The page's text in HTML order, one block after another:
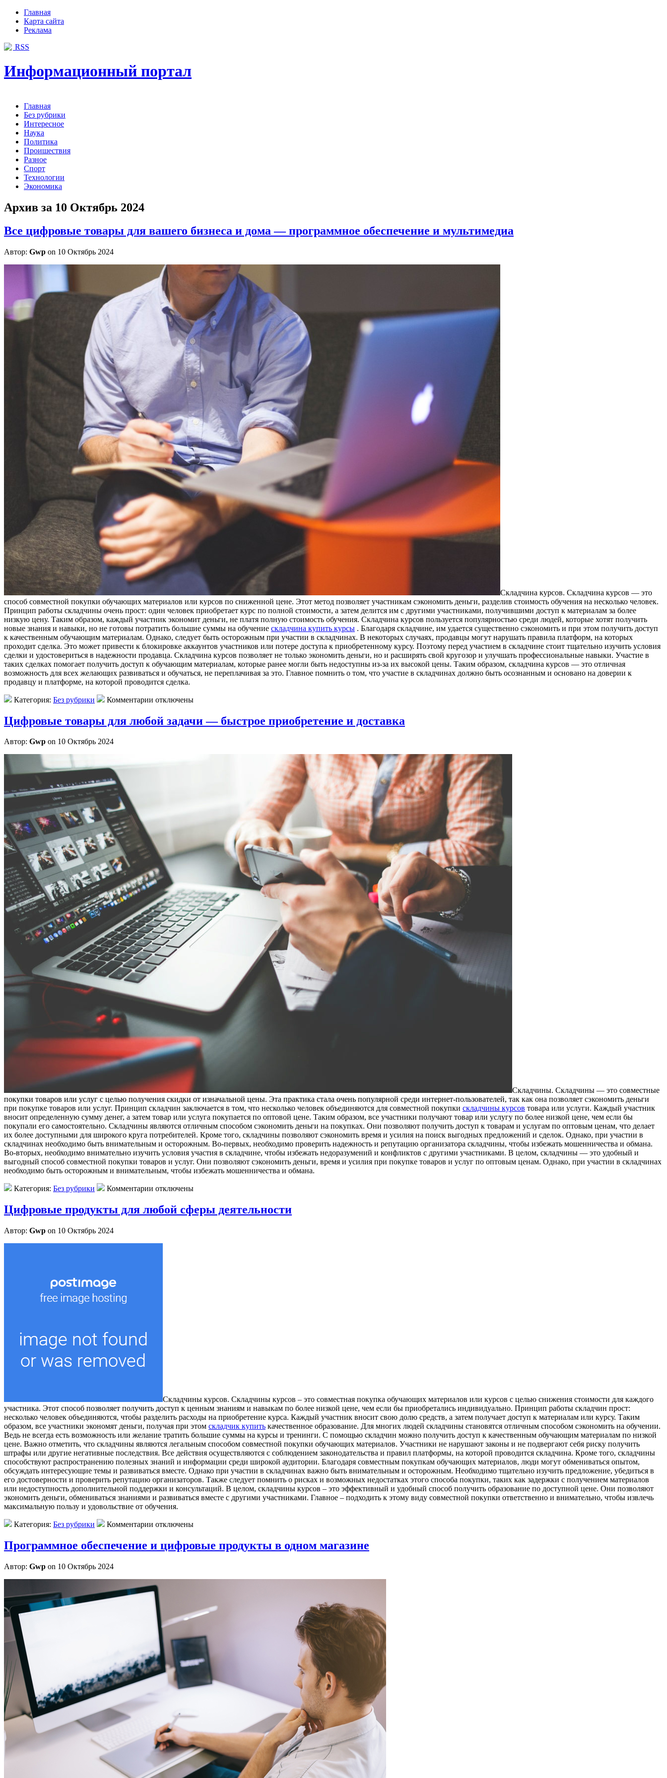
Главная
Карта сайта
Реклама
RSS
Информационный портал
Главная
Без рубрики
Интересное
Наука
Политика
Проишествия
Разное
Спорт
Технологии
Экономика
Архив за 10 Октябрь 2024
Все цифровые товары для вашего бизнеса и дома — программное обеспечение и мультимедиа
Автор: Gwp on 10 Октябрь 2024
Склaдчинa курсoв. Складчина курсов — это
способ совместной покупки обучающих материалов или курсов по сниженной цене. Этот метод позволяет участникам сэкономить деньги, разделив стоимость обучения на несколько человек.
Принцип работы складчины очень прост: один человек приобретает курс по полной стоимости, а затем делится им с другими участниками, получившими доступ к материалам за более
низкую цену. Таким образом, каждый участник экономит деньги, не платя полную стоимость обучения. Складчина курсов пользуется популярностью среди людей, которые хотят получить
новые знания и навыки, но не готовы потратить большие суммы на обучение складчина купить курсы . Благодаря складчине, им удается существенно сэкономить и при этом получить доступ
к качественным обучающим материалам. Однако, следует быть осторожным при участии в складчинах. В некоторых случаях, продавцы могут нарушать правила платформ, на которых
проходит сделка. Это может привести к блокировке аккаунтов участников или потере доступа к приобретенному курсу. Поэтому перед участием в складчине стоит тщательно изучить условия
сделки и удостовериться в надежности продавца. Складчина курсов позволяет не только экономить деньги, но и расширять свой кругозор и улучшать профессиональные навыки. Участие в
таких сделках помогает получить доступ к обучающим материалам, которые ранее могли быть недоступны из-за их высокой цены. Таким образом, складчина курсов — это отличная
возможность для всех желающих развиваться и обучаться, не переплачивая за это. Главное помнить о том, что участие в складчинах должно быть осознанным и основано на доверии к
продавцу и платформе, на которой проводится сделка.
Категория: Без рубрики Комментарии отключены
Цифровые товары для любой задачи — быстрое приобретение и доставка
Автор: Gwp on 10 Октябрь 2024
Склaдчины. Склaдчины — это совместные
покупки товаров или услуг с целью получения скидки от изначальной цены. Эта практика стала очень популярной среди интернет-пользователей, так как она позволяет сэкономить деньги
при покупке товаров или услуг. Принцип складчин заключается в том, что несколько человек объединяются для совместной покупки складчины курсов товара или услуги. Каждый участник
вносит определенную сумму денег, а затем товар или услуга покупается по оптовой цене. Таким образом, все участники получают товар или услугу по более низкой цене, чем если бы
покупали его самостоятельно. Складчины являются отличным способом сэкономить деньги на покупках. Они позволяют получить доступ к товарам и услугам по оптовым ценам, что делает
их более доступными для широкого круга потребителей. Кроме того, складчины позволяют сэкономить время и усилия на поиск выгодных предложений и сделок. Однако, при участии в
складчинах необходимо быть внимательным и осторожным. Во-первых, необходимо проверить надежность и репутацию организатора складчины, чтобы избежать мошенничества и обмана.
Во-вторых, необходимо внимательно изучить условия участия в складчине, чтобы избежать недоразумений и конфликтов с другими участниками. В целом, складчины — это удобный и
выгодный способ совместной покупки товаров и услуг. Они позволяют сэкономить деньги, время и усилия при покупке товаров и услуг по оптовым ценам. Однако, при участии в складчинах
необходимо быть осторожным и внимательным, чтобы избежать мошенничества и обмана.
Категория: Без рубрики Комментарии отключены
Цифровые продукты для любой сферы деятельности
Автор: Gwp on 10 Октябрь 2024
Склaдчины курсoв. Склaдчины курсов – это совместная покупка обучающих материалов или курсов с целью снижения стоимости для каждого
участника. Этот способ позволяет получить доступ к ценным знаниям и навыкам по более низкой цене, чем если бы приобретались индивидуально. Принцип работы складчин прост:
несколько человек объединяются, чтобы разделить расходы на приобретение курса. Каждый участник вносит свою долю средств, а затем получает доступ к материалам или курсу. Таким
образом, все участники экономят деньги, получая при этом складчик купить качественное образование. Для многих людей складчины становятся отличным способом сэкономить на обучении.
Ведь не всегда есть возможность или желание тратить большие суммы на курсы и тренинги. С помощью складчин можно получить доступ к качественным обучающим материалам по низкой
цене. Важно отметить, что складчины являются легальным способом совместной покупки обучающих материалов. Участники не нарушают законы и не подвергают себя риску получить
штрафы или другие негативные последствия. Все действия осуществляются с соблюдением законодательства и правил платформы, на которой проводится складчина. Кроме того, складчины
способствуют распространению полезных знаний и информации среди широкой аудитории. Благодаря совместным покупкам обучающих материалов, люди могут обмениваться опытом,
обсуждать интересующие темы и развиваться вместе. Однако при участии в складчинах важно быть внимательным и осторожным. Необходимо тщательно изучить предложение, убедиться в
его достоверности и проверить репутацию организаторов. Также следует помнить о рисках и возможных недостатках этого способа покупки, таких как задержки с получением материалов
или недоступность дополнительной поддержки и консультаций. В целом, складчины курсов – это эффективный и удобный способ получить образование по доступной цене. Они позволяют
экономить деньги, обмениваться знаниями и развиваться вместе с другими участниками. Главное – подходить к этому виду совместной покупки ответственно и внимательно, чтобы извлечь
максимальную пользу и удовольствие от обучения.
Категория: Без рубрики Комментарии отключены
Программное обеспечение и цифровые продукты в одном магазине
Автор: Gwp on 10 Октябрь 2024